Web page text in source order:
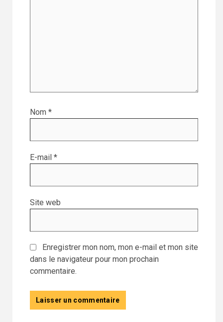
Nom *
E-mail *
Site web
Enregistrer mon nom, mon e-mail et mon site
dans le navigateur pour mon prochain
commentaire.